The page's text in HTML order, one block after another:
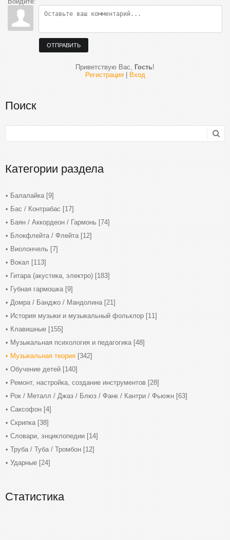
ОТПРАВИТЬ
Приветствую Вас, Гость!
Регистрация| Вход
Поиск
Категории раздела
Балалайка [9]
Бас / Контрабас [17]
Баян / Аккордеон / Гармонь [74]
Блокфлейта / Флейта [12]
Виолончель [7]
Вокал [113]
Гитара (акустика, электро) [183]
Губная гармошка [9]
Домра / Банджо / Мандолина [21]
История музыки и музыкальный фольклор [11]
Клавишные [155]
Музыкальная психология и педагогика [48]
Музыкальная теория [342]
Обучение детей [140]
Ремонт, настройка, создание инструментов [28]
Рок / Металл / Джаз / Блюз / Фанк / Кантри / Фьюжн [63]
Саксофон [4]
Скрипка [38]
Словари, энциклопедии [14]
Труба / Туба / Тромбон [12]
Ударные [24]
Статистика